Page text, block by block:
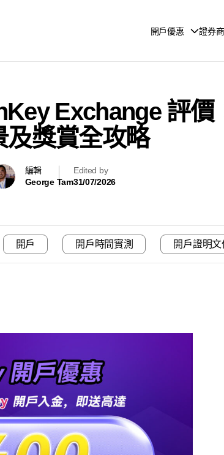
開戶優惠 證券
Exchange 評
及獎賞全攻略
編輯
George Tam
Edited by
31/07/2026
開戶 開戶時間實測 開戶證明文